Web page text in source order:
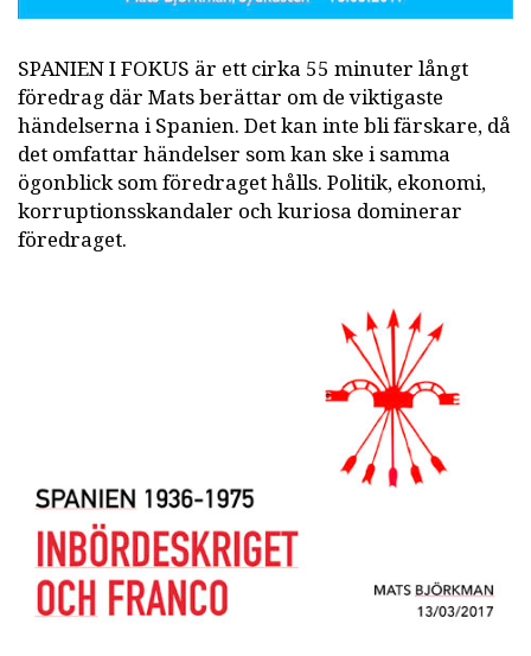
SPANIEN I FOKUS är ett cirka 55 minuter långt
föredrag där Mats berättar om de viktigaste
händelserna i Spanien. Det kan inte bli färskare, då
det omfattar händelser som kan ske i samma
ögonblick som föredraget hålls. Politik, ekonomi,
korruptionsskandaler och kuriosa dominerar
föredraget.